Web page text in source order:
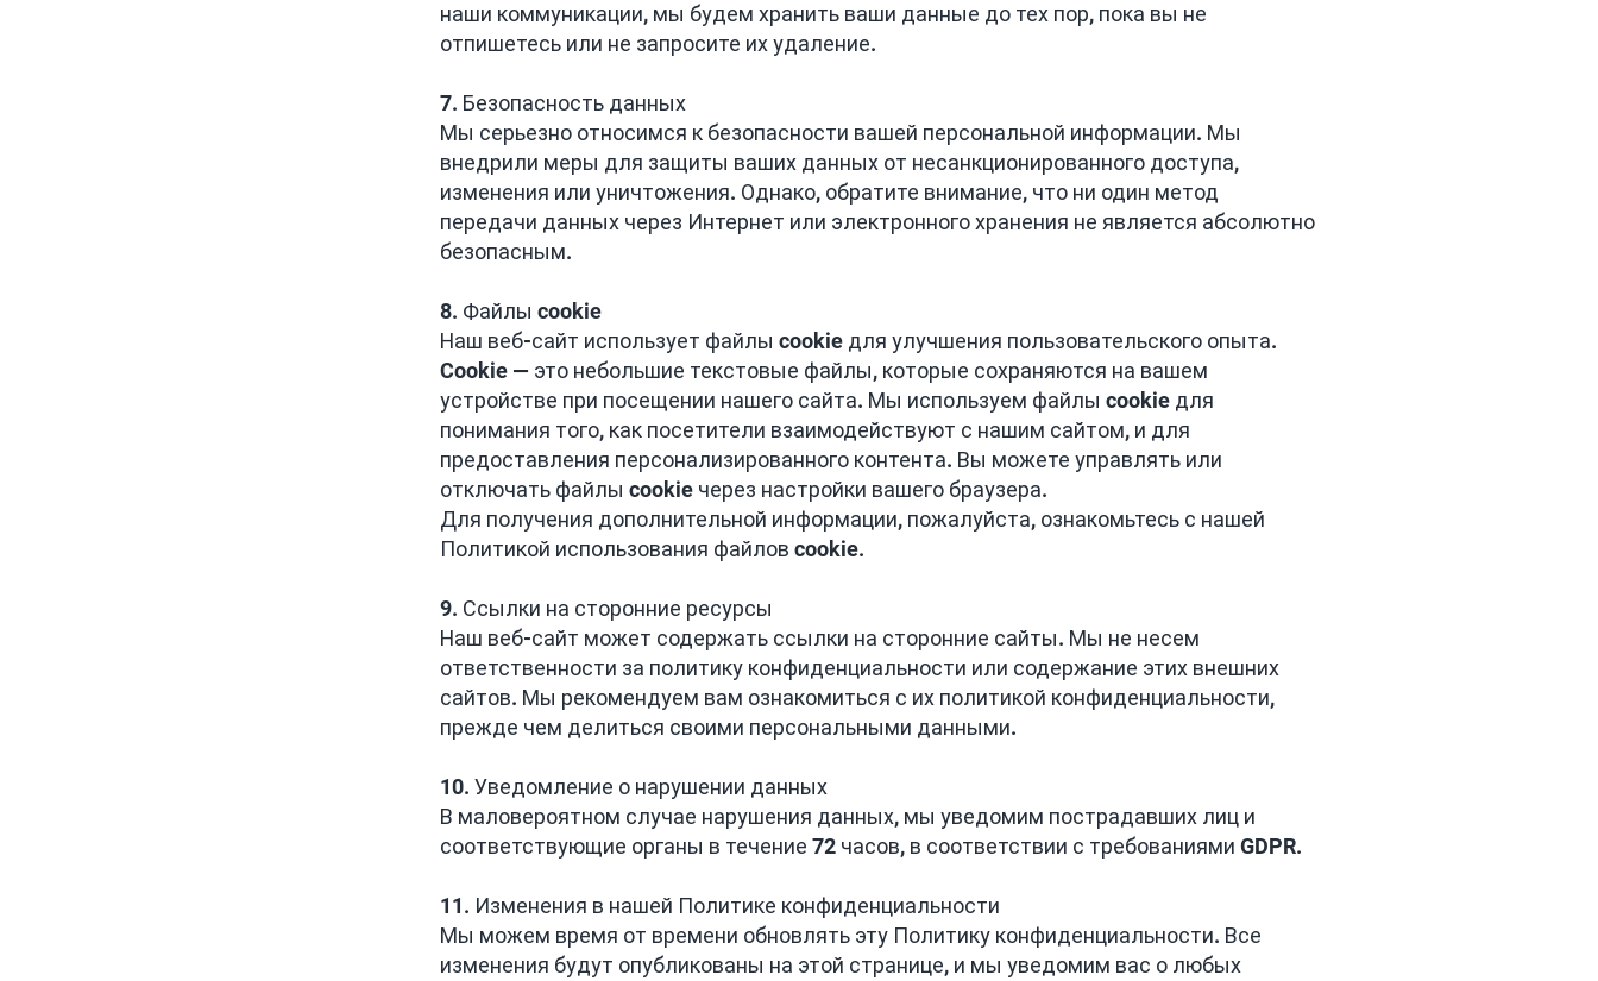
наши коммуникации, мы будем хранить ваши данные до тех пор, пока вы не
отпишетесь или не запросите их удаление.
7. Безопасность данных
Мы серьезно относимся к безопасности вашей персональной информации. Мы
внедрили меры для защиты ваших данных от несанкционированного доступа,
изменения или уничтожения. Однако, обратите внимание, что ни один метод
передачи данных через Интернет или электронного хранения не является абсолютно
безопасным.
8. Файлы cookie
Наш веб-сайт использует файлы cookie для улучшения пользовательского опыта.
Cookie — это небольшие текстовые файлы, которые сохраняются на вашем
устройстве при посещении нашего сайта. Мы используем файлы cookie для
понимания того, как посетители взаимодействуют с нашим сайтом, и для
предоставления персонализированного контента. Вы можете управлять или
отключать файлы cookie через настройки вашего браузера.
Для получения дополнительной информации, пожалуйста, ознакомьтесь с нашей
Политикой использования файлов cookie.
9. Ссылки на сторонние ресурсы
Наш веб-сайт может содержать ссылки на сторонние сайты. Мы не несем
ответственности за политику конфиденциальности или содержание этих внешних
сайтов. Мы рекомендуем вам ознакомиться с их политикой конфиденциальности,
прежде чем делиться своими персональными данными.
10. Уведомление о нарушении данных
В маловероятном случае нарушения данных, мы уведомим пострадавших лиц и
соответствующие органы в течение 72 часов, в соответствии с требованиями GDPR.
11. Изменения в нашей Политике конфиденциальности
Мы можем время от времени обновлять эту Политику конфиденциальности. Все
изменения будут опубликованы на этой странице, и мы уведомим вас о любых